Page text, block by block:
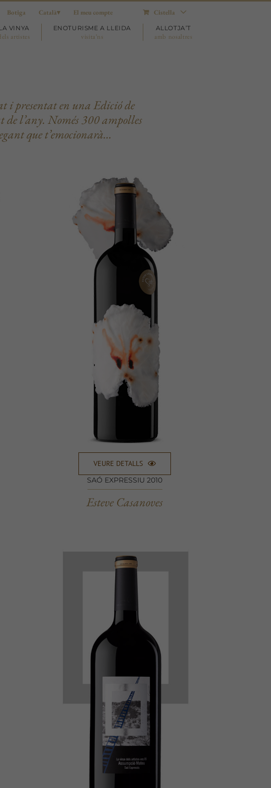
Botiga Català El meu compte Cistella
VINYA
artistes
ENOTURISME A LLEIDA
visita’ns
ALLOTJA’T
amb nosaltres
i presentat en una Edició de
de l’any. Només 300 ampolles
que t’emocionarà…
VEURE DETALLS
SAÓ EXPRESSIU 2010
Esteve Casanoves